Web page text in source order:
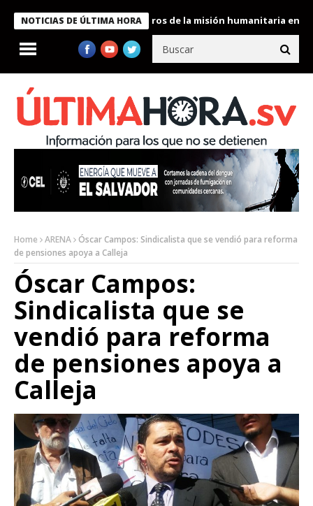
NOTICIAS DE ÚLTIMA HORA
Bukele condecora a miembros de la misión humanitaria enviada
Home ARENA
Óscar Campos: Sindicalista que se vendió para reforma
de pensiones apoya a Calleja
Óscar Campos:
Sindicalista que se
vendió para reforma
de pensiones apoya a
Calleja